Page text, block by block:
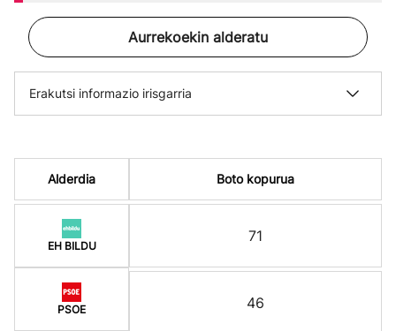
Aurrekoekin alderatu
Erakutsi informazio irisgarria
Alderdia
EH BILDU
PSOE
Boto kopurua
71
46